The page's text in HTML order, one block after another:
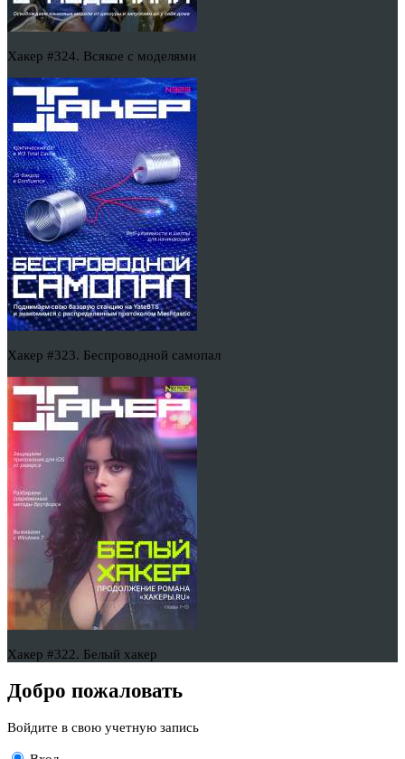
Хакер #324. Всякое с моделями
Хакер #323. Беспроводной самопал
Хакер #322. Белый хакер
Добро пожаловать
Войдите в свою учетную запись